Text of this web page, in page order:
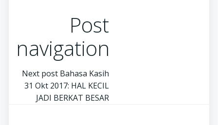
Post
navigation
Next post Bahasa Kasih
31 Okt 2017: HAL KECIL
JADI BERKAT BESAR